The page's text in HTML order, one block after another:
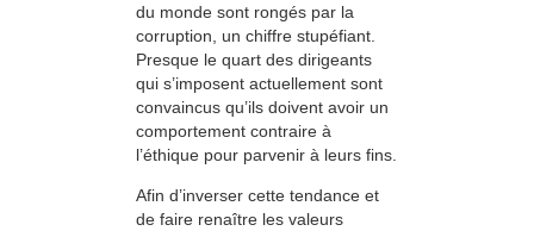
du monde sont rongés par la
corruption, un chiffre stupéfiant.
Presque le quart des dirigeants
qui s’imposent actuellement sont
convaincus qu’ils doivent avoir un
comportement contraire à
l’éthique pour parvenir à leurs fins.
Afin d’inverser cette tendance et
de faire renaître les valeurs